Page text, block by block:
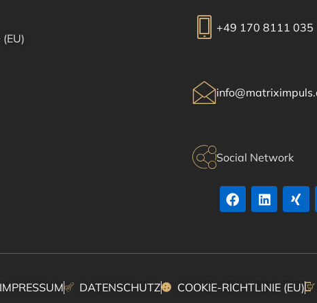
+49 170 8111 035
Social Network
IMPRESSUM DATENSCHUTZ COOKIE-RICHTLINIE (EU)